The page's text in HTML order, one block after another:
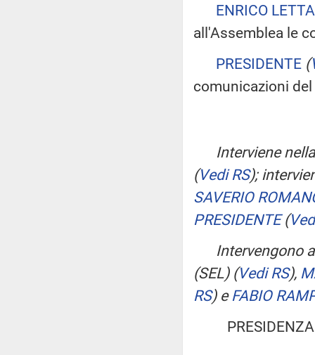
ENRICO LETTA
all'Assemblea le
PRESIDENTE (
comunicazioni
Interviene
(Vedi RS);
SAVERIO
PRESIDENTE (
Intervengono
(SEL) (Vedi RS),
RS)eFABIO